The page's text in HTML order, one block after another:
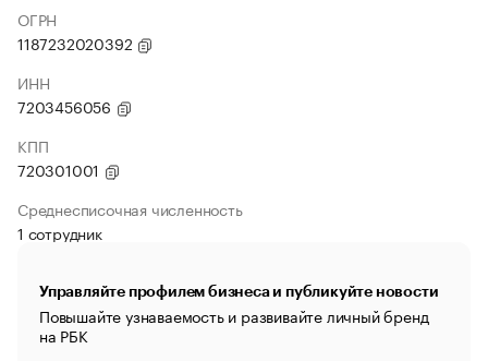
ОГРН
1187232020392
ИНН
7203456056
КПП
720301001
Среднесписочная численность
1 сотрудник
Управляйте профилем бизнеса и публикуйте новости
Повышайте узнаваемость и развивайте личный бренд
на РБК